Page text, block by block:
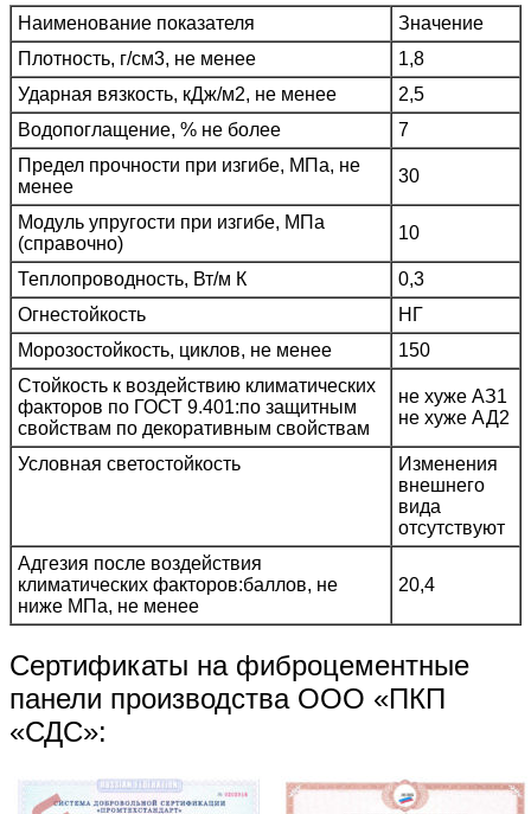
Наименование показателя
Значение
Плотность, г/см3, не менее
1,8
Ударная вязкость, кДж/м2, не менее
2,5
Водопоглащение, % не более
7
Предел прочности при изгибе, МПа, не
менее
30
Модуль упругости при изгибе, МПа
(справочно)
10
Теплопроводность, Вт/м К
0,3
Огнестойкость
НГ
Морозостойкость, циклов, не менее
150
Стойкость к воздействию климатических
факторов по ГОСТ 9.401:по защитным
свойствам по декоративным свойствам
не хуже АЗ1
не хуже АД2
Условная светостойкость
Изменения
внешнего
вида
отсутствуют
Адгезия после воздействия
климатических факторов:баллов, не
ниже МПа, не менее
20,4
Сертификаты на фиброцементные
панели производства ООО «ПКП
«СДС»: